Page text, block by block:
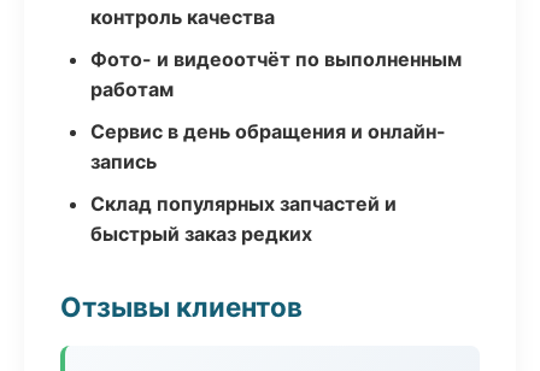
контроль качества
Фото- и видеоотчёт по выполненным
работам
Сервис в день обращения и онлайн-
запись
Склад популярных запчастей и
быстрый заказ редких
Отзывы клиентов